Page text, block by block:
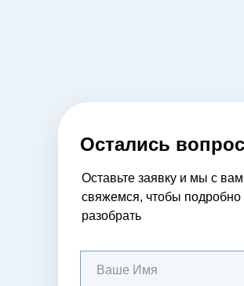
Оставьте заявку и мы с
свяжемся, чтобы подробно
разобрать
Остались